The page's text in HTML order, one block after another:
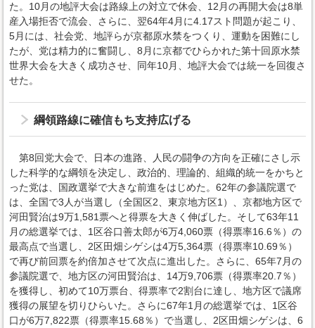
た。10月の地評大会は路線上の対立で休会、12月の再開大会は8単
産入場拒否で流会、さらに、翌64年4月に4.17スト問題が起こり、
5月には、社会党、地評らが京都原水禁をつくり、運動を困難にし
たが、党は精力的に奮闘し、8月に京都でひらかれた第十回原水禁
世界大会を大きく成功させ、同年10月、地評大会では統一を回復さ
せた。
綱領路線に確信もち支持広げる
第8回党大会で、日本の進路、人民の闘争の方向を正確にさし示
した科学的な綱領を決定し、政治的、理論的、組織的統一をかちと
った党は、国政選挙で大きな前進をはじめた。62年の参議院選で
は、全国で3人が当選し（全国区2、東京地方区1）、京都地方区で
河田賢治は9万1,581票へと得票を大きく伸ばした。そして63年11
月の総選挙では、1区谷口善太郎が6万4,060票（得票率16.6％）の
最高点で当選し、2区田畑シゲシは4万5,364票（得票率10.69％）
で再び前回票を約倍加させて次点に進出した。さらに、65年7月の
参議院選で、地方区の河田賢治は、14万9,706票（得票率20.7％）
を獲得し、初めて10万票台、得票率で2割台に達し、地方区で議席
獲得の展望を切りひらいた。さらに67年1月の総選挙では、1区谷
口が6万7,822票（得票率15.68％）で当選し、2区田畑シゲシは、6